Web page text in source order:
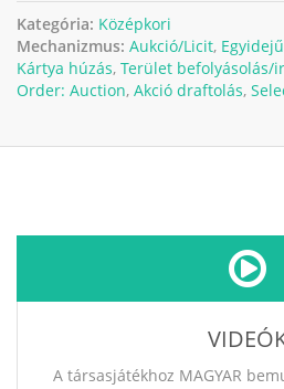
Kategória: Középkori
Mechanizmus: Aukció/Licit,
Kártya húzás, Terület befolyásolás/
Order: Auction, Akció draftolás,
A társasjátékhoz MAGYAR